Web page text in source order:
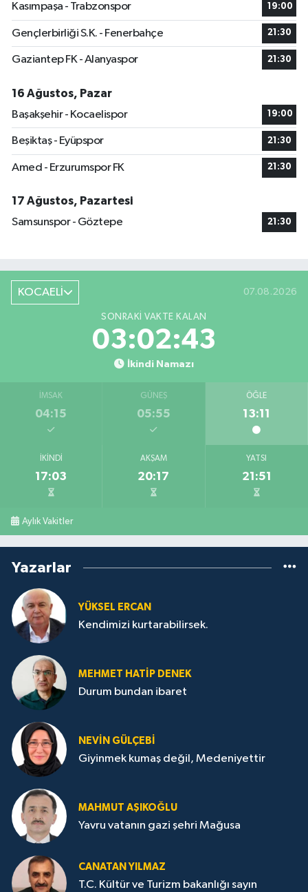
Kasımpaşa - Trabzonspor 19:00
Gençlerbirliği S.K. - Fenerbahçe 21:30
Gaziantep FK - Alanyaspor 21:30
16 Ağustos, Pazar
Başakşehir - Kocaelispor
19:00
Beşiktaş - Eyüpspor 21:30
Amed - Erzurumspor FK 21:30
17 Ağustos, Pazartesi
Samsunspor - Göztepe
21:30
KOCAELİ 07.08.2026
SONRAKI VAKTE KALAN
03:02:43
İkindi Namazı
İMSAK
04:15
GÜNEŞ
05:55
ÖĞLE
13:11
İKINDI
17:03
AKŞAM
20:17
YATSI
21:51
Aylık Vakitler
Yazarlar
YÜKSEL ERCAN
Kendimizi kurtarabilirsek.
MEHMET HATİP DENEK
Durum bundan ibaret
NEVİN GÜLÇEBİ
Giyinmek kumaş değil, Medeniyettir
MAHMUT AŞIKOĞLU
Yavru vatanın gazi şehri Mağusa
CANATAN YILMAZ
T.C. Kültür ve Turizm bakanlığı sayın